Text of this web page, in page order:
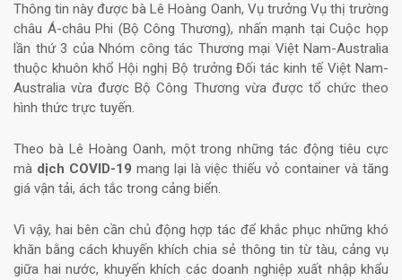
Thông tin này được bà Lê Hoàng Oanh, Vụ trưởng Vụ thị trường
châu Á-châu Phi (Bộ Công Thương), nhấn mạnh tại Cuộc họp
lần thứ 3 của Nhóm công tác Thương mại Việt Nam-Australia
thuộc khuôn khổ Hội nghị Bộ trưởng Đối tác kinh tế Việt Nam-
Australia vừa được Bộ Công Thương vừa được tổ chức theo
hình thức trực tuyến.
Theo bà Lê Hoàng Oanh, một trong những tác động tiêu cực
mà dịch COVID-19 mang lại là việc thiếu vỏ container và tăng
giá vận tải, ách tắc trong cảng biển.
Vì vậy, hai bên cần chủ động hợp tác để khắc phục những khó
khăn bằng cách khuyến khích chia sẻ thông tin từ tàu, cảng vụ
giữa hai nước, khuyến khích các doanh nghiệp xuất nhập khẩu